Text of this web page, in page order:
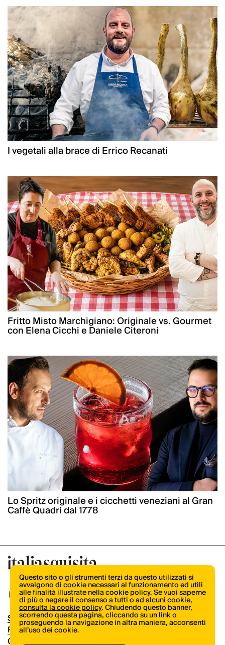
I vegetali alla brace di Errico Recanati
Fritto Misto Marchigiano: Originale vs. Gourmet
con Elena Cicchi e Daniele Citeroni
Lo Spritz originale e i cicchetti veneziani al Gran
Caffè Quadri dal 1778
Shop
Pubblicità
Contatti
Questo sito o gli strumenti terzi da questo utilizzati si
avvalgono di cookie necessari al funzionamento ed utili
alle finalità illustrate nella cookie policy. Se vuoi saperne
di più o negare il consenso a tutti o ad alcuni cookie,
consulta la cookie policy. Chiudendo questo banner,
scorrendo questa pagina, cliccando su un link o
proseguendo la navigazione in altra maniera, acconsenti
all’uso dei cookie.